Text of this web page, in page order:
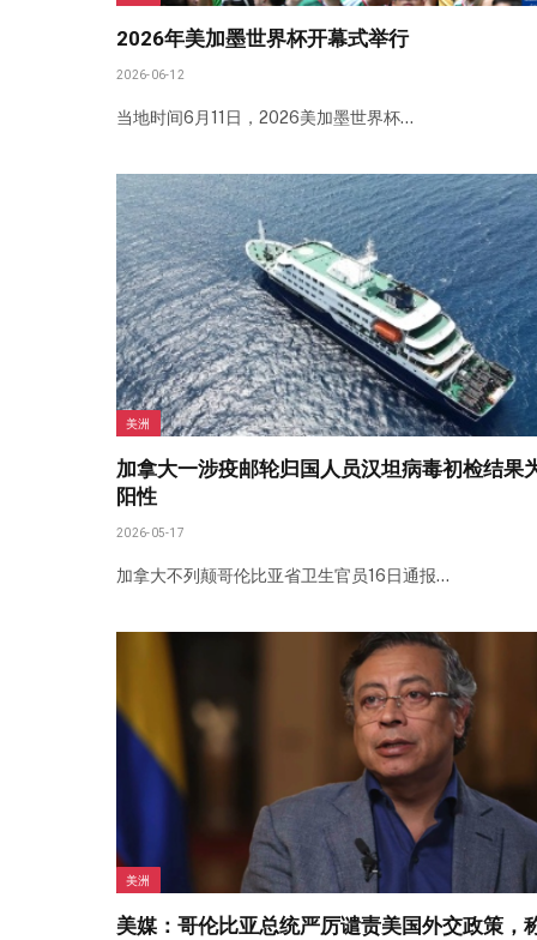
2026年美加墨世界杯开幕式举行
2026-06-12
当地时间6月11日，2026美加墨世界杯…
美洲
加拿大一涉疫邮轮归国人员汉坦病毒初检结果
阳性
2026-05-17
加拿大不列颠哥伦比亚省卫生官员16日通报…
美洲
美媒：哥伦比亚总统严厉谴责美国外交政策，